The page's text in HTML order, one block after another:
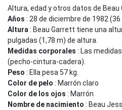
Altura, edad y otros datos de Beau
Años : 28 de diciembre de 1982
Altura : Beau Garrett tiene una
pulgadas (1,78 m) de altura.
Medidas corporales : Las
(pecho-cintura-cadera).
Peso : Ella pesa 57 kg.
Color de pelo : Marrón claro
Color de los ojos : Marrón
Nombre de nacimiento : Beau